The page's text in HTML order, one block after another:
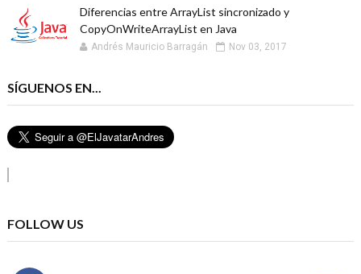
Diferencias entre ArrayList sincronizado y
CopyOnWriteArrayList en Java
Andrés Mauricio Barragán Nov 03, 2017
SÍGUENOS EN...
FOLLOW US